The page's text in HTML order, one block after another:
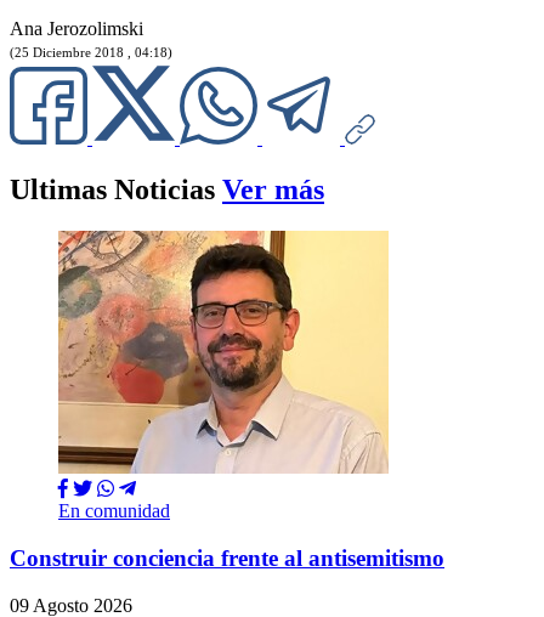
Ana Jerozolimski
(25 Diciembre 2018 , 04:18)
Ultimas Noticias Ver más
En comunidad
Construir conciencia frente al antisemitismo
09 Agosto 2026